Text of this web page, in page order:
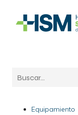
Equipamiento